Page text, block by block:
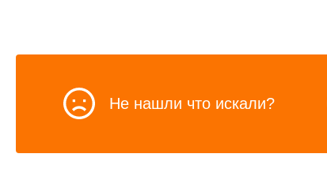
Не нашли что искали?